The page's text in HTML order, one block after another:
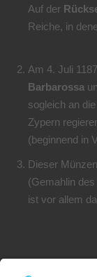
Auf der
Reiche, in
Am 4. Juli
Barbarossa
sogleich an
Zypern
(beginnend in
Dieser
(Gemahlin
ist vor allem